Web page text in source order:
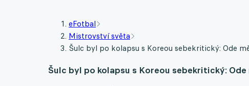
eFotbal
Mistrovství světa
Šulc byl po kolapsu s Koreou sebekritický: Ode
Šulc byl po kolapsu s Koreou sebekritický: